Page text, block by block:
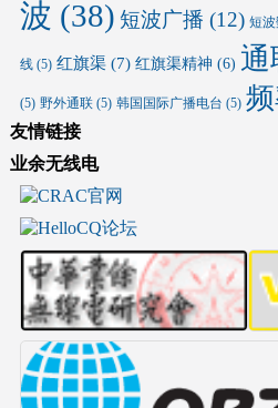
波 (38) 短波广播 (12) 短
线(5) 红旗渠(7) 红旗渠精神 (6) 通
(5) 野外通联(5) 韩国国际广播电台 (5)
友情链接
业余无线电